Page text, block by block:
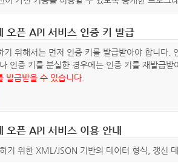
오픈 API 서비스 인증 키 발급
기 위해서는 먼저 인증 키를 발급받아야 합니다
인증 키를 분실한 경우에는 인증 키를 재발급받
급받을 수 있습니다.
오픈 API 서비스 이용 안내
기 위한 XML/JSON 기반의 데이터 형식, 갱신